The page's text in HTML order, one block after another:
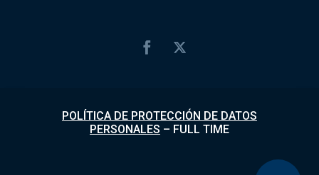
POLÍTICA DE PROTECCIÓN DE DATOS
PERSONALES – FULL TIME